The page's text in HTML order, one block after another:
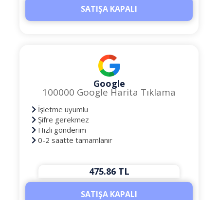
SATIŞA KAPALI
Google
100000 Google Harita Tıklama
İşletme uyumlu
Şifre gerekmez
Hızlı gönderim
0-2 saatte tamamlanır
475.86 TL
SATIŞA KAPALI